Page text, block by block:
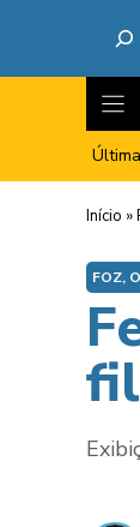
Início »
FOZ,